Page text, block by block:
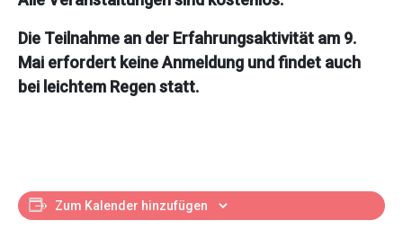
Die Teilnahme an der Erfahrungsaktivität am 9.
Mai erfordert keine Anmeldung und findet auch
bei leichtem Regen statt.
Zum Kalender hinzufügen